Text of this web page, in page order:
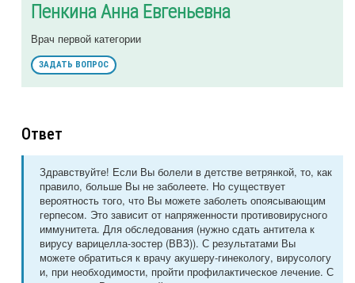
Пенкина Анна Евгеньевна
Врач первой категории
ЗАДАТЬ ВОПРОС
Ответ
Здравствуйте! Если Вы болели в детстве ветрянкой, то, как
правило, больше Вы не заболеете. Но существует
вероятность того, что Вы можете заболеть опоясывающим
герпесом. Это зависит от напряженности противовирусного
иммунитета. Для обследования (нужно сдать антитела к
вирусу варицелла-зостер (ВВЗ)). С результатами Вы
можете обратиться к врачу акушеру-гинекологу, вирусологу
и, при необходимости, пройти профилактическое лечение. С